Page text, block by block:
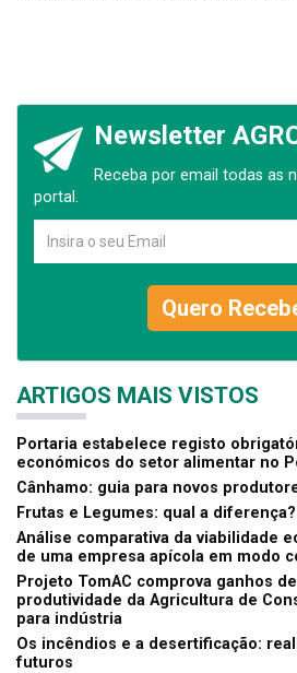
Newsletter
Receba por email todas as
portal.
Quero
ARTIGOS MAIS VISTOS
Portaria estabelece registo
económicos do setor alimentar no
Cânhamo: guia para novos
Frutas e Legumes: qual a diferença?
Análise comparativa da viabilidade
de uma empresa apícola em modo
Projeto TomAC comprova ganhos
produtividade da Agricultura de
para indústria
Os incêndios e a desertificação:
futuros